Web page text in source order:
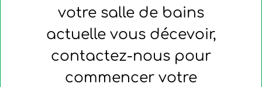
votre salle de bains
actuelle vous décevoir,
contactez-nous pour
commencer votre